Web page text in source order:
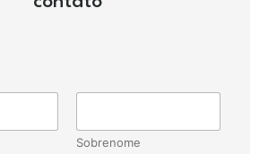
Sobrenome